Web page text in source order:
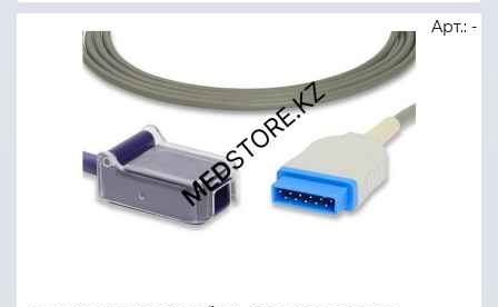
Арт.: -